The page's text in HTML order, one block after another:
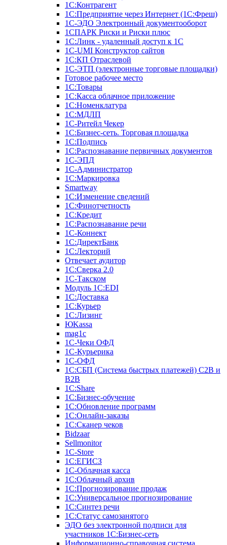
1С:Контрагент
1С:Предприятие через Интернет (1С:Фреш)
1С-ЭДО Электронный документооборот
1СПАРК Риски и Риски плюс
1С:Линк - удаленный доступ к 1С
1С-UMI Конструктор сайтов
1С:КП Отраслевой
1С-ЭТП (электронные торговые площадки)
Готовое рабочее место
1С:Товары
1С:Касса облачное приложение
1С:Номенклатура
1С:МДЛП
1C-Ритейл Чекер
1C:Бизнес-сеть. Торговая площадка
1С:Подпись
1С:Распознавание первичных документов
1С-ЭПД
1С-Администратор
1С:Маркировка
Smartway
1С:Изменение сведений
1С:Финотчетность
1С:Кредит
1С:Распознавание речи
1С-Коннект
1С:ДиректБанк
1С:Лекторий
Отвечает аудитор
1С:Сверка 2.0
1С-Такском
Модуль 1C:EDI
1С:Доставка
1С:Курьер
1С:Лизинг
ЮKassa
mag1c
1С-Чеки ОФД
1С-Курьерика
1С-ОФД
1С:СБП (Система быстрых платежей) C2B и
B2B
1С:Share
1С:Бизнес-обучение
1С:Обновление программ
1С:Онлайн-заказы
1С:Сканер чеков
Bidzaar
Sellmonitor
1C-Store
1С:ЕГИСЗ
1С-Облачная касса
1С:Облачный архив
1С:Прогнозирование продаж
1С:Универсальное прогнозирование
1С:Синтез речи
1С:Статус самозанятого
ЭДО без электронной подписи для
участников 1С:Бизнес-сеть
Информационно-справочная система